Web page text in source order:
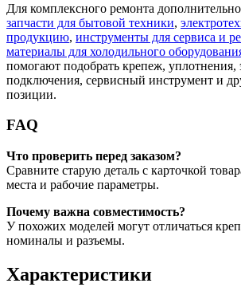
Для комплексного ремонта
запчасти для бытовой техники,
продукцию, инструменты для сервиса и
материалы для холодильного
помогают подобрать крепеж, уплотнения,
подключения, сервисный инструмент и
позиции.
FAQ
Что проверить перед заказом?
Сравните старую деталь с карточкой
места и рабочие параметры.
Почему важна совместимость?
У похожих моделей могут отличаться
номиналы и разъемы.
Характеристики